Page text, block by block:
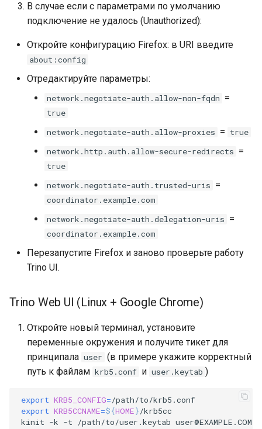
В случае если с параметрами по умолчанию
подключение не удалось (Unauthorized):
Откройте конфигурацию Firefox: в URI введите
about:config
Отредактируйте параметры:
network.negotiate-auth.allow-non-fqdn =
true
network.negotiate-auth.allow-proxies = true
network.http.auth.allow-secure-redirects =
true
network.negotiate-auth.trusted-uris =
coordinator.example.com
network.negotiate-auth.delegation-uris =
coordinator.example.com
Перезапустите Firefox и заново проверьте работу
Trino UI.
Trino Web UI (Linux + Google Chrome)
Откройте новый терминал, установите
переменные окружения и получите тикет для
принципала user (в примере укажите корректный
путь к файлам krb5.conf и user.keytab )
export KRB5_CONFIG=
export KRB5CCNAME=${HOME}
kinit -k -t /path/to/user.keytab